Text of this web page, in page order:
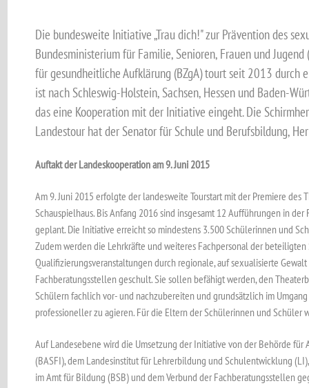
Die bundesweite Initiative „Trau dich!" zur Prävention des
Bundesministerium für Familie, Senioren, Frauen und Jugend
für gesundheitliche Aufklärung (BZgA) tourt seit 2013 durch
ist nach Schleswig-Holstein, Sachsen, Hessen und Baden-
das eine Kooperation mit der Initiative eingeht. Die
Landestour hat der Senator für Schule und Berufsbildung,
Auftakt der Landeskooperation am 9. Juni 2015
Am 9. Juni 2015 erfolgte der landesweite Tourstart mit der Premiere des
Schauspielhaus. Bis Anfang 2016 sind insgesamt 12 Aufführungen in
geplant. Die Initiative erreicht so mindestens 3.500 Schülerinnen und
Zudem werden die Lehrkräfte und weiteres Fachpersonal der
Qualifizierungsveranstaltungen durch regionale, auf sexualisierte
Fachberatungsstellen geschult. Sie sollen befähigt werden, den
Schülern fachlich vor- und nachzubereiten und grundsätzlich im
professioneller zu agieren. Für die Eltern der Schülerinnen und Schüler
Auf Landesebene wird die Umsetzung der Initiative von der Behörde für
(BASFI), dem Landesinstitut für Lehrerbildung und Schulentwicklung
im Amt für Bildung (BSB) und dem Verbund der Fachberatungsstellen